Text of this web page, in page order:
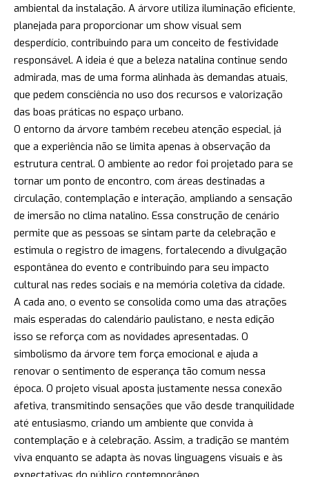
ambiental da instalação. A árvore utiliza iluminação eficiente,
planejada para proporcionar um show visual sem
desperdício, contribuindo para um conceito de festividade
responsável. A ideia é que a beleza natalina continue sendo
admirada, mas de uma forma alinhada às demandas atuais,
que pedem consciência no uso dos recursos e valorização
das boas práticas no espaço urbano.
O entorno da árvore também recebeu atenção especial, já
que a experiência não se limita apenas à observação da
estrutura central. O ambiente ao redor foi projetado para se
tornar um ponto de encontro, com áreas destinadas a
circulação, contemplação e interação, ampliando a sensação
de imersão no clima natalino. Essa construção de cenário
permite que as pessoas se sintam parte da celebração e
estimula o registro de imagens, fortalecendo a divulgação
espontânea do evento e contribuindo para seu impacto
cultural nas redes sociais e na memória coletiva da cidade.
A cada ano, o evento se consolida como uma das atrações
mais esperadas do calendário paulistano, e nesta edição
isso se reforça com as novidades apresentadas. O
simbolismo da árvore tem força emocional e ajuda a
renovar o sentimento de esperança tão comum nessa
época. O projeto visual aposta justamente nessa conexão
afetiva, transmitindo sensações que vão desde tranquilidade
até entusiasmo, criando um ambiente que convida à
contemplação e à celebração. Assim, a tradição se mantém
viva enquanto se adapta às novas linguagens visuais e às